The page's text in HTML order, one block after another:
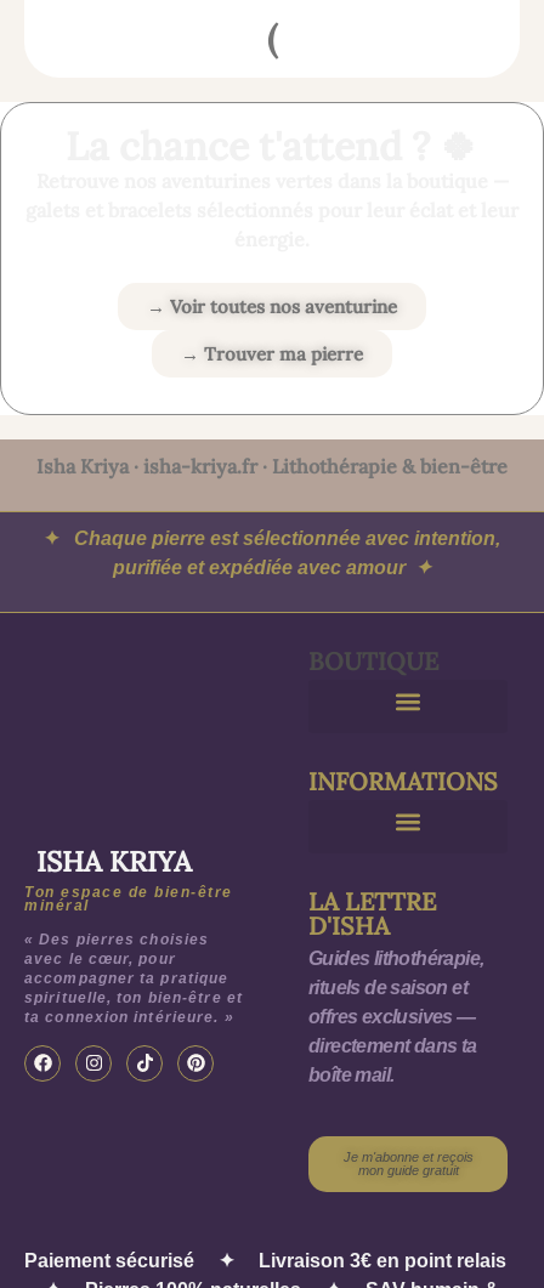
(
→ Voir toutes nos aventurine
→ Trouver ma pierre
Isha Kriya· isha-kriya.fr · Lithothérapie & bien-être
✦ Chaque pierre est sélectionnée avec intention,
purifiée et expédiée avec amour ✦
ISHA KRIYA
Ton espace de bien-être
minéral
« Des pierres choisies
avec le cœur, pour
accompagner ta pratique
spirituelle, ton bien-être et
ta connexion intérieure. »
BOUTIQUE
INFORMATIONS
LA LETTRE
D'ISHA
Guides lithothérapie,
rituels de saison et
offres exclusives —
directement dans ta
boîte mail.
Je m'abonne et reçois
mon guide gratuit
Paiement sécurisé ✦
Livraison 3€ en point relais